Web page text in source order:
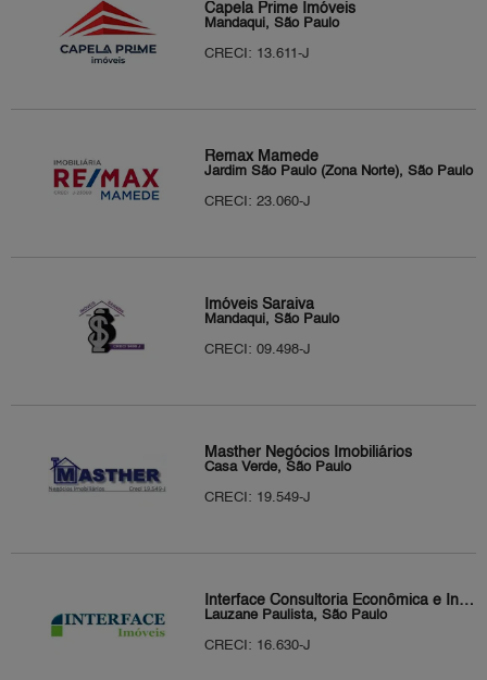
Capela Prime Imóveis
Mandaqui, São Paulo
CRECI: 13.611-J
Remax Mamede
Jardim São Paulo (Zona Norte), São Paulo
CRECI: 23.060-J
Imóveis Saraiva
Mandaqui, São Paulo
CRECI: 09.498-J
Masther Negócios Imobiliários
Casa Verde, São Paulo
CRECI: 19.549-J
Interface Consultoria Econômica e Intermediação Ltda
Lauzane Paulista, São Paulo
CRECI: 16.630-J